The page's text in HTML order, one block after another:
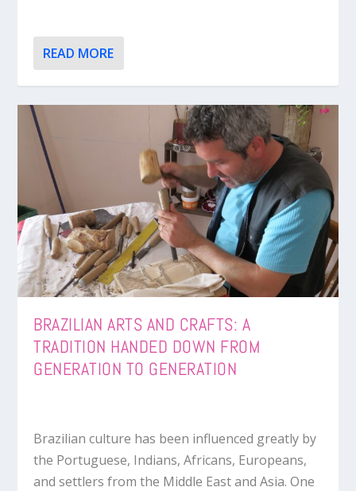
READ MORE
BRAZILIAN ARTS AND CRAFTS: A
TRADITION HANDED DOWN FROM
GENERATION TO GENERATION
Brazilian culture has been influenced greatly by
the Portuguese, Indians, Africans, Europeans,
and settlers from the Middle East and Asia. One